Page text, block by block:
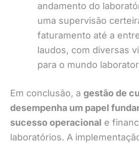
andamento do
uma supervisão
faturamento até a
laudos, com diversas
para o mundo
Em conclusão, a gestão de
desempenha um papel
sucesso operacional e
laboratórios. A